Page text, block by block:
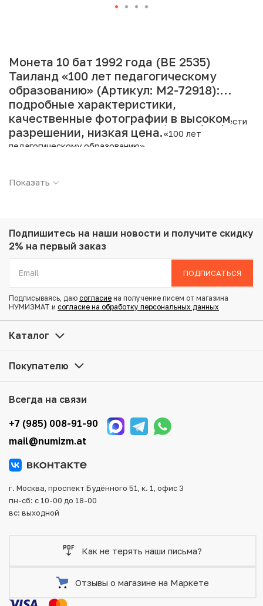
Монета 10 бат 1992 года (BE 2535)
Таиланд «100 лет педагогическому
образованию» (Артикул: M2-72918):
подробные характеристики,
качественные фотографии в высоком
разрешении, низкая цена.
Интернет магазин «Нумизмат» предлагает приобрести
10 бат 1992 года (BE 2535) Таиланд «100 лет
педагогическому образованию».
Металл: Медно-никелевый сплав
Вес: 15 г
Тираж: 700.000
Купить 10 бат 1992 года (BE 2535) Таиланд «100 лет
педагогическому образованию» по привлекательной
представленные в каталоге, находятся в наличии на
Мы доставим Ваш заказ в любой регион России, кроме
того, возможен самовывоз товара из офиса магазина.
Для вашего удобства представлены несколько способов
оплаты и доставки заказа. Все отправления надежно и
повреждения во время доставки.
Показать
Подпишитесь на наши новости и получите скидку
2% на первый заказ
ПОДПИСАТЬСЯ
Подписываясь, даю согласие на получение писем от магазина
НУМИЗМАТ и согласие на обработку персональных данных
Каталог
Покупателю
Всегда на связи
+7 (985) 008-91-90
mail@numizm.at
г. Москва, проспект Будённого 51, к. 1, офис 3
пн-сб: с 10-00 до 18-00
вс: выходной
Как не терять наши письма?
Отзывы о магазине на Маркете